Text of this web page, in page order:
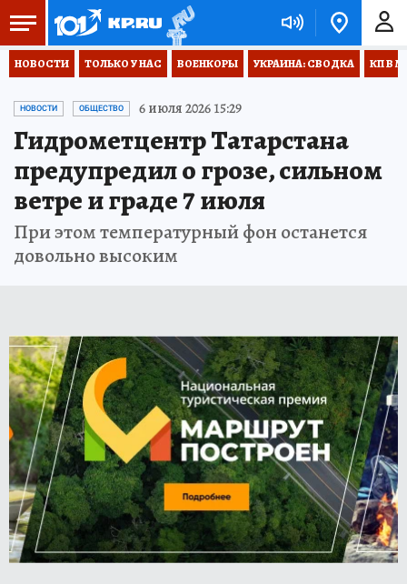
НОВОСТИ ТОЛЬКО У НАС ВОЕНКОРЫ УКРАИНА: СВОДКА КП В
НОВОСТИ ОБЩЕСТВО 6 июля 2026 15:29
Гидрометцентр Татарстана
предупредил о грозе, сильном
ветре и граде 7 июля
При этом температурный фон останется
довольно высоким